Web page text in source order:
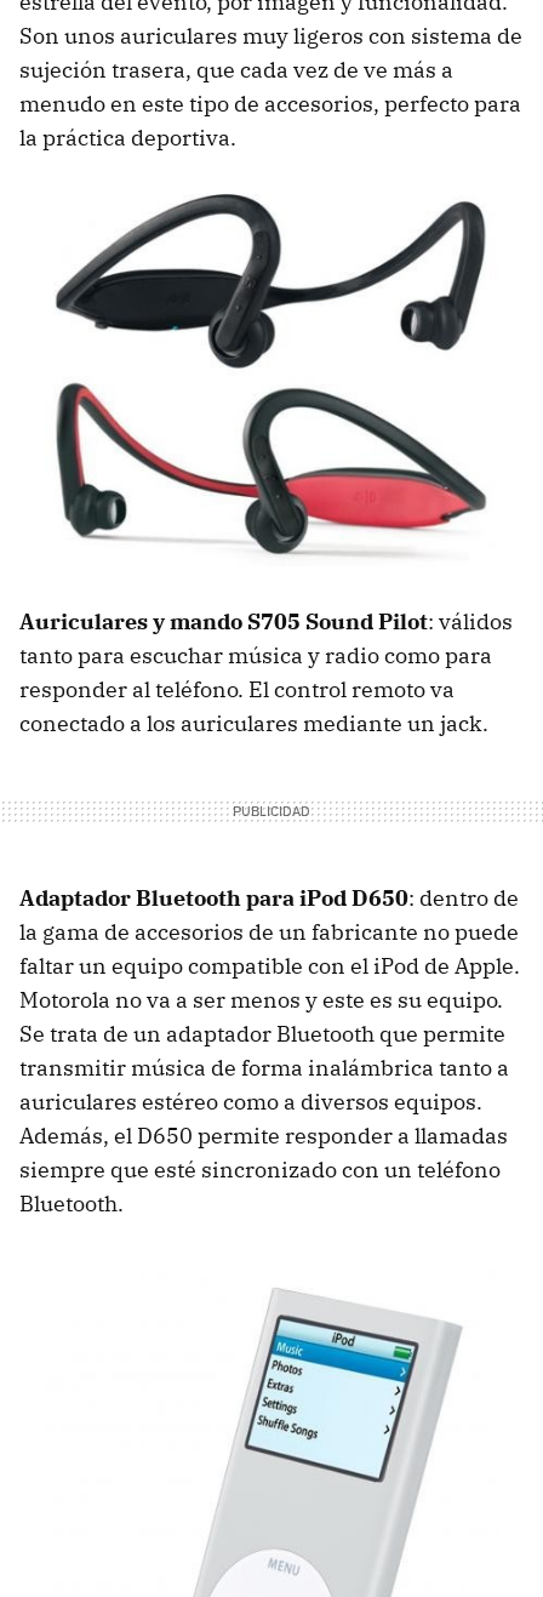
Son unos auriculares muy ligeros con sistema de
sujeción trasera, que cada vez de ve más a
menudo en este tipo de accesorios, perfecto para
la práctica deportiva.
Auriculares y mando S705 Sound Pilot: válidos
tanto para escuchar música y radio como para
responder al teléfono. El control remoto va
conectado a los auriculares mediante un jack.
Adaptador Bluetooth para iPod D650: dentro de
la gama de accesorios de un fabricante no puede
faltar un equipo compatible con el iPod de Apple.
Motorola no va a ser menos y este es su equipo.
Se trata de un adaptador Bluetooth que permite
transmitir música de forma inalámbrica tanto a
auriculares estéreo como a diversos equipos.
Además, el D650 permite responder a llamadas
siempre que esté sincronizado con un teléfono
Bluetooth.